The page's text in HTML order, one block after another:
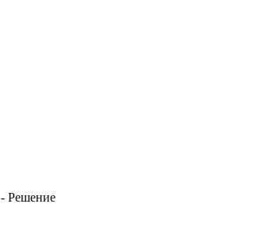
- Решение